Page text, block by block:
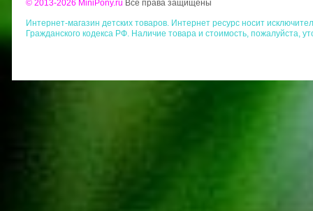
© 2013-2026 MiniPony.ru Все права защищены
Интернет-магазин детских товаров. Интернет ресурс носит
Гражданского кодекса РФ. Наличие товара и стоимость, пожалуйста,